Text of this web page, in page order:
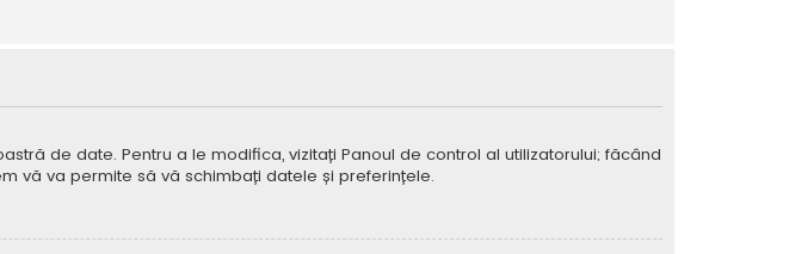
de date. Pentru a le modifica, vizitați Panoul de control al utilizatorului; făcând
vă va permite să vă schimbați datele și preferințele.